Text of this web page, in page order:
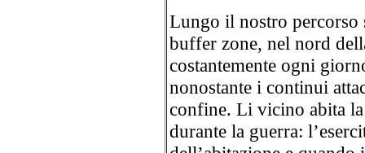
Lungo il nostro percorso
buffer zone, nel nord
costantemente ogni
nonostante i continui
confine. Li vicino abita
durante la guerra: